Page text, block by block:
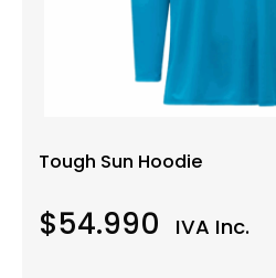
Tough Sun Hoodie
$54.990 IVA Inc.